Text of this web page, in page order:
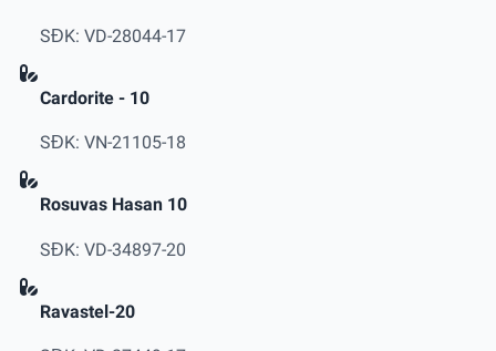
SĐK: VD-28044-17
Cardorite - 10
SĐK: VN-21105-18
Rosuvas Hasan 10
SĐK: VD-34897-20
Ravastel-20